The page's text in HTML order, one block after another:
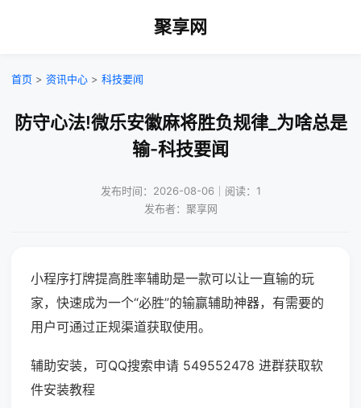
聚享网
首页 > 资讯中心 > 科技要闻
防守心法!微乐安徽麻将胜负规律_为啥总是
输-科技要闻
发布时间：2026-08-06｜阅读：1
发布者：聚享网
小程序打牌提高胜率辅助是一款可以让一直输的玩
家，快速成为一个“必胜”的输赢辅助神器，有需要的
用户可通过正规渠道获取使用。
辅助安装，可QQ搜索申请 549552478 进群获取软
件安装教程